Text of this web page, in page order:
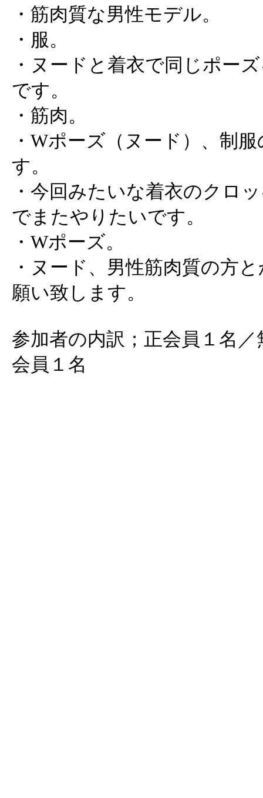
・筋肉質な男性モデル。
・服。
・ヌードと着衣で同じポー
です。
・筋肉。
・Wポーズ（ヌード）、制
す。
・今回みたいな着衣のクロ
でまたやりたいです。
・Wポーズ。
・ヌード、男性筋肉質の方
願い致します。
参加者の内訳；正会員１名
会員１名